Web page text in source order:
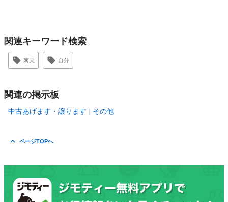
関連キーワード検索
南天 自分
関連の掲示板
中古あげます・譲ります その他
ページTOPへ